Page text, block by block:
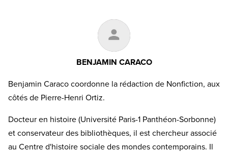
BENJAMIN CARACO
Benjamin Caraco coordonne la rédaction de Nonfiction, aux
côtés de Pierre-Henri Ortiz.
Docteur en histoire (Université Paris-1 Panthéon-Sorbonne)
et conservateur des bibliothèques, il est chercheur associé
au Centre d'histoire sociale des mondes contemporains. Il